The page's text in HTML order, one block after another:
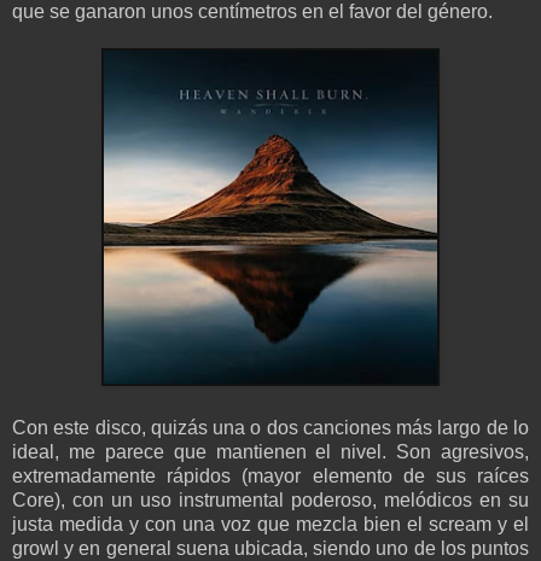
que se ganaron unos centímetros en el favor del género.
Con este disco, quizás una o dos canciones más largo de lo
ideal, me parece que mantienen el nivel. Son agresivos,
extremadamente rápidos (mayor elemento de sus raíces
Core), con un uso instrumental poderoso, melódicos en su
justa medida y con una voz que mezcla bien el scream y el
growl y en general suena ubicada, siendo uno de los puntos